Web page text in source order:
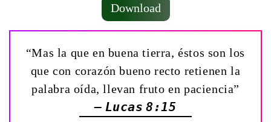
Download
“Mas la que en buena tierra, éstos son los
que con corazón bueno recto retienen la
palabra oída, llevan fruto en paciencia”
— Lucas 8:15